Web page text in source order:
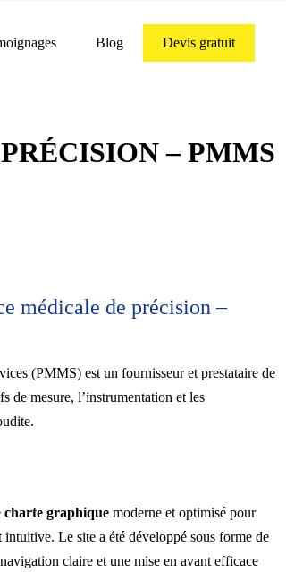
Blog Devis gratuit
– PMMS
médicale de précision –
(PMMS) est un fournisseur et prestataire de
de mesure, l’instrumentation et les
charte graphiquemoderne et optimisé pour
Le site a été développé sous forme de
claire et une mise en avant efficace